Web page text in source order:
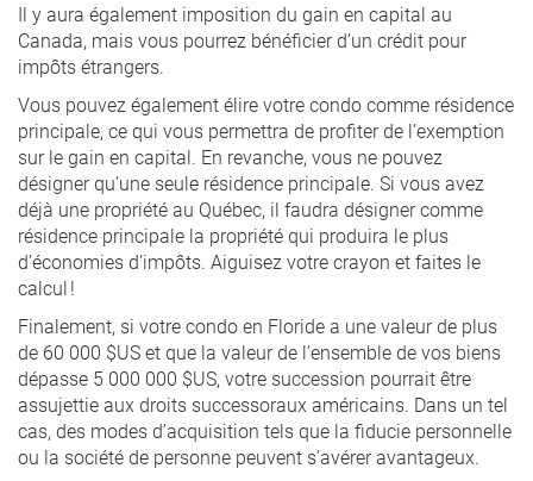
Il y aura également imposition du gain en capital au
Canada, mais vous pourrez bénéficier d’un crédit pour
impôts étrangers.
Vous pouvez également élire votre condo comme résidence
principale, ce qui vous permettra de profiter de l’exemption
sur le gain en capital. En revanche, vous ne pouvez
désigner qu’une seule résidence principale. Si vous avez
déjà une propriété au Québec, il faudra désigner comme
résidence principale la propriété qui produira le plus
d’économies d’impôts. Aiguisez votre crayon et faites le
calcul !
Finalement, si votre condo en Floride a une valeur de plus
de 60 000 $US et que la valeur de l’ensemble de vos biens
dépasse 5 000 000 $US, votre succession pourrait être
assujettie aux droits successoraux américains. Dans un tel
cas, des modes d’acquisition tels que la fiducie personnelle
ou la société de personne peuvent s’avérer avantageux.